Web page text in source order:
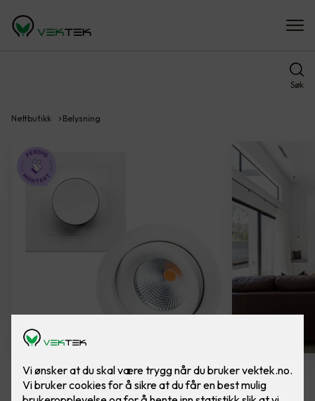
Søk
Nettbutikk Belysning